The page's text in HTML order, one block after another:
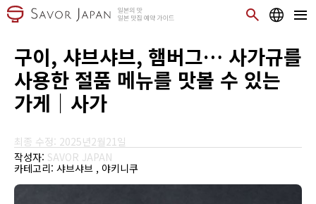
구이, 샤브샤브, 햄버그… 사가규를
사용한 절품 메뉴를 맛볼 수 있는
가게｜사가
최종 수정: 2025년2월21일
작성자: SAVOR JAPAN
카테고리: 샤브샤브 야키니쿠